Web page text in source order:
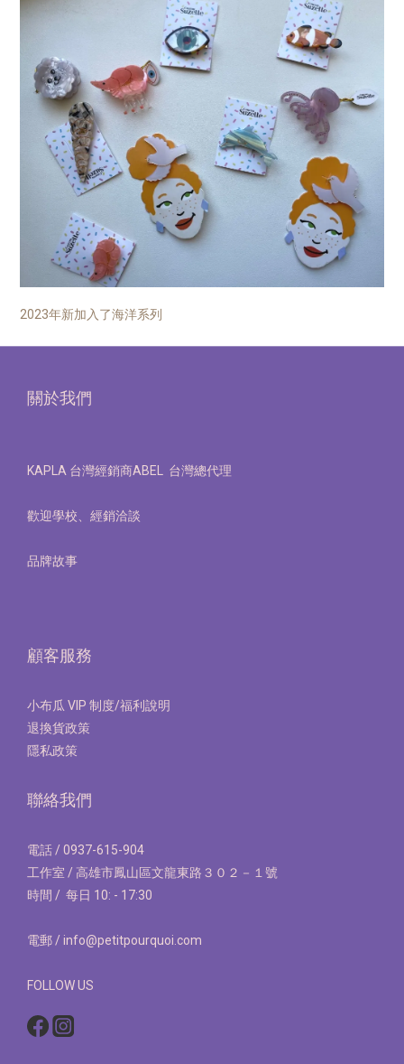
2023年新加入了海洋系列
關於我們
KAPLA 台灣經銷商ABEL 台灣總代理
歡迎學校、經銷洽談
品牌故事
顧客服務
小布瓜 VIP 制度/福利說明
退換貨政策
隱私政策
聯絡我們
電話 / 0937-615-904
工作室 / 高雄市鳳山區文龍東路３０２－１號
時間 / 每日 10: - 17:30
電郵 / info@petitpourquoi.com
FOLLOW US